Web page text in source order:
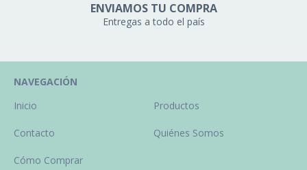
ENVIAMOS TU COMPRA
Entregas a todo el país
NAVEGACIÓN
Inicio
Productos
Contacto Quiénes Somos
Cómo Comprar